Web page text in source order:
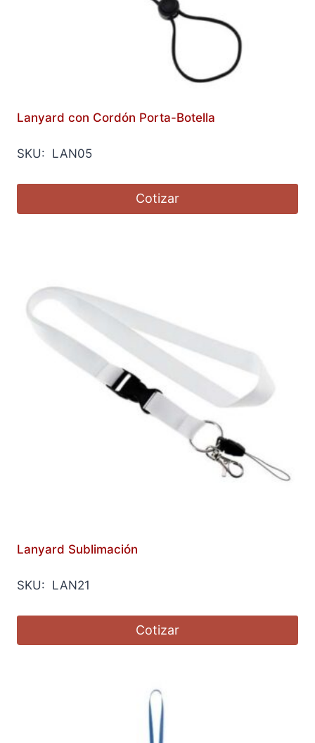
Lanyard con Cordón Porta-Botella
SKU: LAN05
Cotizar
Lanyard Sublimación
SKU: LAN21
Cotizar